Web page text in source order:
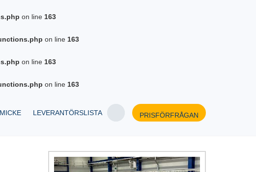
on line 163
on line 163
on line 163
on line 163
LEVERANTÖRSLISTA PRISFÖRFRÅGAN